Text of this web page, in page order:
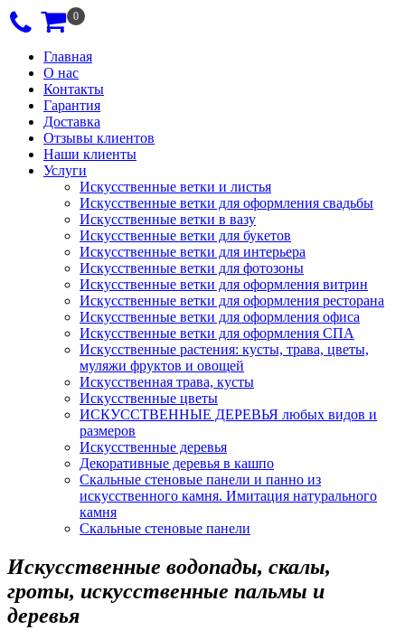
0
Главная
О нас
Контакты
Гарантия
Доставка
Отзывы клиентов
Наши клиенты
Услуги
Искусственные ветки и листья
Искусственные ветки для оформления свадьбы
Искусственные ветки в вазу
Искусственные ветки для букетов
Искусственные ветки для интерьера
Искусственные ветки для фотозоны
Искусственные ветки для оформления витрин
Искусственные ветки для оформления ресторана
Искусственные ветки для оформления офиса
Искусственные ветки для оформления СПА
Искусственные растения: кусты, трава, цветы,
муляжи фруктов и овощей
Искусственная трава, кусты
Искусственные цветы
ИСКУССТВЕННЫЕ ДЕРЕВЬЯ любых видов и
размеров
Искусственные деревья
Декоративные деревья в кашпо
Скальные стеновые панели и панно из
искусственного камня. Имитация натурального
камня
Скальные стеновые панели
Искусственные водопады, скалы,
гроты, искусственные пальмы и
деревья